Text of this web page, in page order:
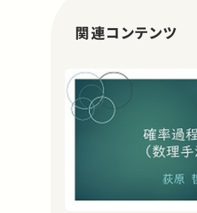
関連コンテンツ